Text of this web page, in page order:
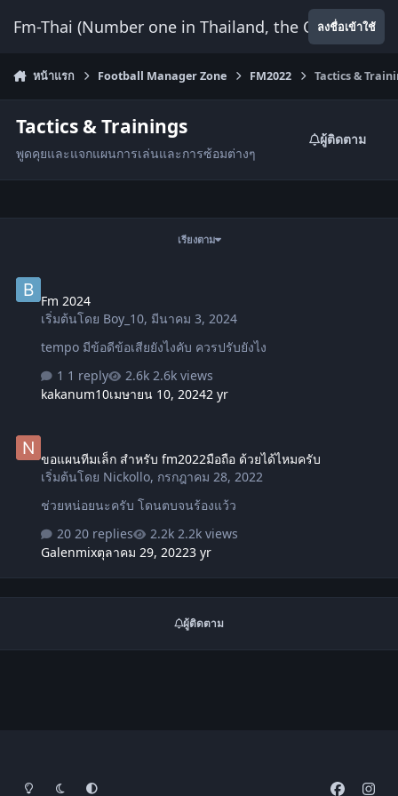
Fm-Thai (Number one in Thailand, the Onlyลงชื่อเข้าใช้
หน้าแรก Football Manager Zone FM2022 Tactics &
Tactics & Trainings
พูดคุยและแจกแผนการเล่นและการซ้อมต่างๆ
ผู้ติดตาม
เรียงตาม
Fm 2024
เริ่มต้นโดย Boy_10, มีนาคม 3, 2024
tempo มีข้อดีข้อเสียยังไงคับ ควรปรับยังไง
1 reply
2.6k views
kakanum10เมษายน 10, 20242 yr
ขอแผนทีมเล็ก สำหรับ fm2022มือถือ ด้วยได้ไหมครับ
เริ่มต้นโดย Nickollo, กรกฎาคม 28, 2022
ช่วยหน่อยนะครับ โดนตบจนร้องแว้ว
20 replies
2.2k views
Galenmixตุลาคม 29, 20223 yr
ผู้ติดตาม
โหมดสว่างโหมดมืด การตั้งค่าระบบ